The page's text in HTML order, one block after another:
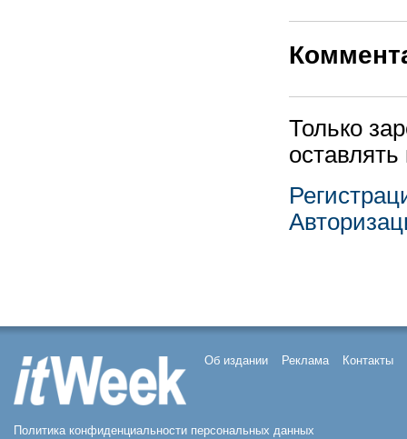
Только
Об издании Реклама Контакты
Политика конфиденциальности персональных данных